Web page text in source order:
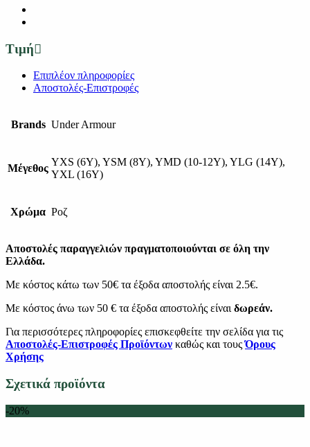
Τιμή
Επιπλέον πληροφορίες
Αποστολές-Επιστροφές
Brands Under Armour
Μέγεθος
YXS (6Y), YSM (8Y), YMD (10-12Y), YLG (14Y),
YXL (16Y)
Χρώμα Ροζ
Αποστολές παραγγελιών πραγματοποιούνται σε όλη την
Ελλάδα.
Με κόστος κάτω των 50€ τα έξοδα αποστολής είναι 2.5€.
Με κόστος άνω των 50 € τα έξοδα αποστολής είναιδωρεάν.
Για περισσότερες πληροφορίες επισκεφθείτε την σελίδα για τις
Αποστολές-Επιστροφές Προϊόντων καθώς και τουςΌρους
Χρήσης
Σχετικά προϊόντα
-20%